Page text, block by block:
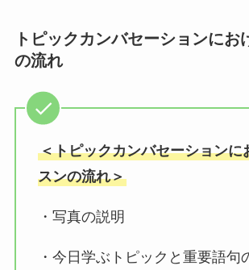
トピックカンバセーションにお
の流れ
＜トピックカンバセーションに
スンの流れ＞
・写真の説明
・今日学ぶトピックと重要語句